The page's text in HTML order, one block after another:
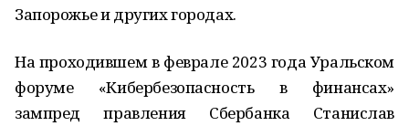
Запорожье и других городах.
На проходившем в феврале 2023 года Уральском
форуме «Кибербезопасность в финансах»
зампред правления Сбербанка Станислав